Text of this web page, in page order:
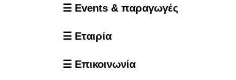
☰ Events & παραγωγές
☰ Εταιρία
☰ Επικοινωνία